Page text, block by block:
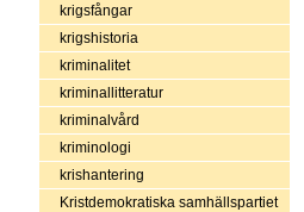
krigsfångar
krigshistoria
kriminalitet
kriminallitteratur
kriminalvård
kriminologi
krishantering
Kristdemokratiska samhällspartiet